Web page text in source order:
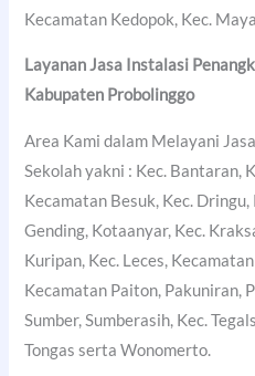
Kecamatan Kedopok, Kec.
Layanan Jasa Instalasi
Kabupaten Probolinggo
Area Kami dalam Melayani
Sekolah yakni : Kec. Bantaran,
Kecamatan Besuk, Kec.
Gending, Kotaanyar, Kec.
Kuripan, Kec. Leces,
Kecamatan Paiton, Pakuniran,
Sumber, Sumberasih, Kec.
Tongas serta Wonomerto.